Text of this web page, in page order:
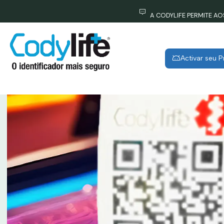
Activar seu
A CODYLIFE PERMITE